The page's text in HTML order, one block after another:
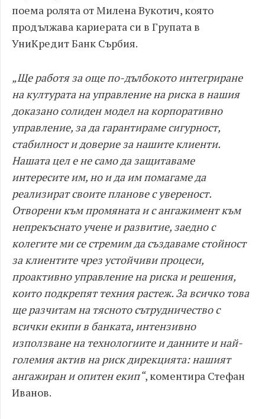
поема ролята от Милена Вукотич, която
продължава кариерата си в Групата в
УниКредит Банк Сърбия.
„Ще работя за още по-дълбокото интегриране
на културата на управление на риска в нашия
доказано солиден модел на корпоративно
управление, за да гарантираме сигурност,
стабилност и доверие за нашите клиенти.
Нашата цел е не само да защитаваме
интересите им, но и да им помагаме да
реализират своите планове с увереност.
Отворени към промяната и с ангажимент към
непрекъснато учене и развитие, заедно с
колегите ми се стремим да създаваме стойност
за клиентите чрез устойчиви процеси,
проактивно управление на риска и решения,
които подкрепят техния растеж. За всичко това
ще разчитам на тясното сътрудничество с
всички екипи в банката, интензивно
използване на технологиите и данните и най-
големия актив на риск дирекцията: нашият
ангажиран и опитен екип“, коментира Стефан
Иванов.